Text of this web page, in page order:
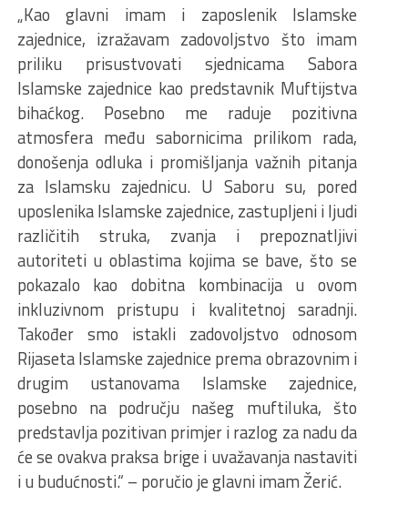
„Kao glavni imam i zaposlenik Islamske
zajednice, izražavam zadovoljstvo što imam
priliku prisustvovati sjednicama Sabora
Islamske zajednice kao predstavnik Muftijstva
bihaćkog. Posebno me raduje pozitivna
atmosfera među sabornicima prilikom rada,
donošenja odluka i promišljanja važnih pitanja
za Islamsku zajednicu. U Saboru su, pored
uposlenika Islamske zajednice, zastupljeni i ljudi
različitih struka, zvanja i prepoznatljivi
autoriteti u oblastima kojima se bave, što se
pokazalo kao dobitna kombinacija u ovom
inkluzivnom pristupu i kvalitetnoj saradnji.
Također smo istakli zadovoljstvo odnosom
Rijaseta Islamske zajednice prema obrazovnim i
drugim ustanovama Islamske zajednice,
posebno na području našeg muftiluka, što
predstavlja pozitivan primjer i razlog za nadu da
će se ovakva praksa brige i uvažavanja nastaviti
i u budućnosti.“ – poručio je glavni imam Žerić.